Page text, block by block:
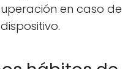
en caso de